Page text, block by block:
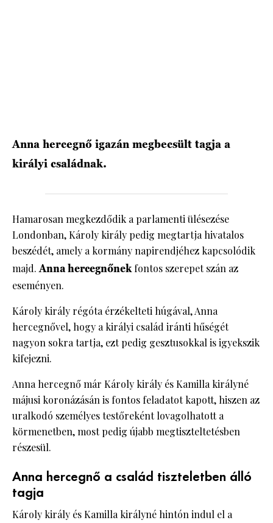
Anna hercegnő igazán megbecsült tagja a
királyi családnak.
Hamarosan megkezdődik a parlamenti ülésezése
Londonban, Károly király pedig megtartja hivatalos
beszédét, amely a kormány napirendjéhez kapcsolódik
majd.Anna hercegnőnekfontos szerepet szán az
eseményen.
Károly király régóta érzékelteti húgával, Anna
hercegnővel, hogy a királyi család iránti hűségét
nagyon sokra tartja, ezt pedig gesztusokkal is igyekszik
kifejezni.
Anna hercegnő már Károly király és Kamilla királyné
májusi koronázásán is fontos feladatot kapott, hiszen az
uralkodó személyes testőreként lovagolhatott a
körmenetben, most pedig újabb megtiszteltetésben
részesül.
Anna hercegnő a család tiszteletben álló
tagja
Károly király és Kamilla királyné hintón indul el a